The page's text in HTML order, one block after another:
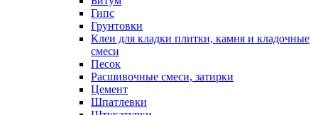
Гипс
Грунтовки
Клеи для кладки плитки, камня и кладочные
смеси
Песок
Расшивочные смеси, затирки
Цемент
Шпатлевки